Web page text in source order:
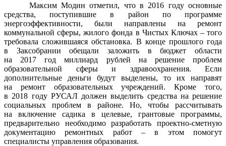
Максим Модин отметил, что в 2016 году основные
средства, поступившие в район по программе
энергоэффективности, были направлены на ремонт
коммунальной сферы, жилого фонда в Чистых Ключах – того
требовала сложившаяся обстановка. В конце прошлого года
в Заксобрании обещали заложить в бюджет области
на 2017 год миллиард рублей на решение проблем
образовательной сферы и здравоохранения. Если
дополнительные деньги будут выделены, то их направят
на ремонт образовательных учреждений. Кроме того,
в 2018 году РУСАЛ должен выделить средства на решение
социальных проблем в районе. Но, чтобы рассчитывать
на включение садика в целевые, грантовые программы,
предварительно необходимо разработать проектно-сметную
документацию ремонтных работ – в этом помогут
специалисты управления образования.